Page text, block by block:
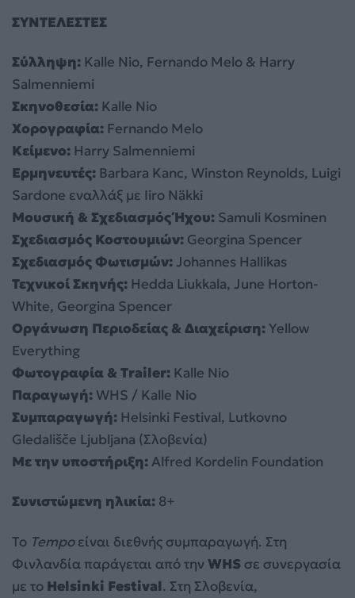
ΣΥΝΤΕΛΕΣΤΕΣ
Σύλληψη: Kalle Nio, Fernando Melo & Harry
Salmenniemi
Σκηνοθεσία: Kalle Nio
Χορογραφία: Fernando Melo
Κείμενο: Harry Salmenniemi
Ερμηνευτές: Barbara Kanc, Winston Reynolds, Luigi
Sardone εναλλάξ με Iiro Näkki
Μουσική & Σχεδιασμός Ήχου: Samuli Kosminen
Σχεδιασμός Κοστουμιών: Georgina Spencer
Σχεδιασμός Φωτισμών: Johannes Hallikas
Τεχνικοί Σκηνής: Hedda Liukkala, June Horton-
White, Georgina Spencer
Οργάνωση Περιοδείας & Διαχείριση:Yellow
Everything
Φωτογραφία & Trailer: Kalle Nio
Παραγωγή: WHS / Kalle Nio
Συμπαραγωγή: Helsinki Festival, Lutkovno
Gledališče Ljubljana (Σλοβενία)
Με την υποστήριξη:Alfred Kordelin Foundation
Συνιστώμενη ηλικία: 8+
Το Tempoείναι διεθνής συμπαραγωγή. Στη
Φινλανδία παράγεται από τηνWHS σε συνεργασία
με το Helsinki Festival. Στη Σλοβενία,